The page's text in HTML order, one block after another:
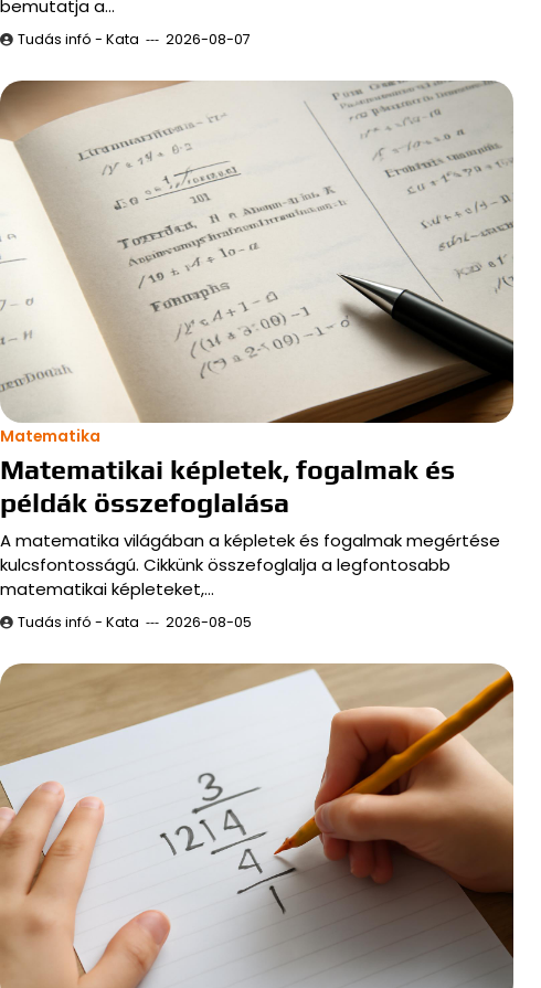
bemutatja a…
Tudás infó - Kata 2026-08-07
Matematika
Matematikai képletek, fogalmak és
példák összefoglalása
A matematika világában a képletek és fogalmak megértése
kulcsfontosságú. Cikkünk összefoglalja a legfontosabb
matematikai képleteket,…
Tudás infó - Kata 2026-08-05